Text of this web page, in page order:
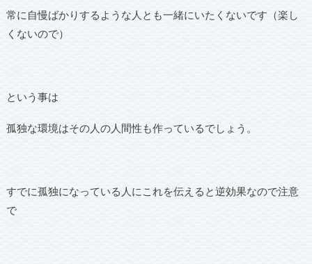
常に自慢ばかりするような人とも一緒にいたくないです（楽し
くないので）
という事は
孤独な環境はその人の人間性も作っているでしょう。
すでに孤独になっている人にこれを伝えると逆効果なので注意
で